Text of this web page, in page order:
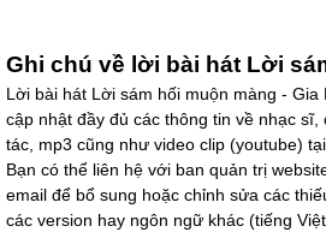
Ghi chú về lời bài hát Lời
Lời bài hát Lời sám hối muộn màng -
cập nhật đầy đủ các thông tin về nhạc sĩ,
tác, mp3 cũng như video clip (youtube)
Bạn có thể liên hệ với ban quản trị
email để bổ sung hoặc chỉnh sửa các
các version hay ngôn ngữ khác (tiếng